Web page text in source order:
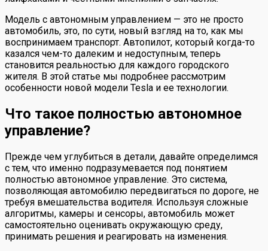
Модель с автономным управлением — это не просто
автомобиль, это, по сути, новый взгляд на то, как мы
воспринимаем транспорт. Автопилот, который когда-то
казался чем-то далеким и недоступным, теперь
становится реальностью для каждого городского
жителя. В этой статье мы подробнее рассмотрим
особенности новой модели Tesla и ее технологии.
Что такое полностью автономное
управление?
Прежде чем углубиться в детали, давайте определимся
с тем, что именно подразумевается под понятием
полностью автономное управление. Это система,
позволяющая автомобилю передвигаться по дороге, не
требуя вмешательства водителя. Используя сложные
алгоритмы, камеры и сенсоры, автомобиль может
самостоятельно оценивать окружающую среду,
принимать решения и реагировать на изменения.